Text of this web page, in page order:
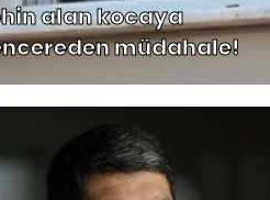
alan kocaya
müdahale!